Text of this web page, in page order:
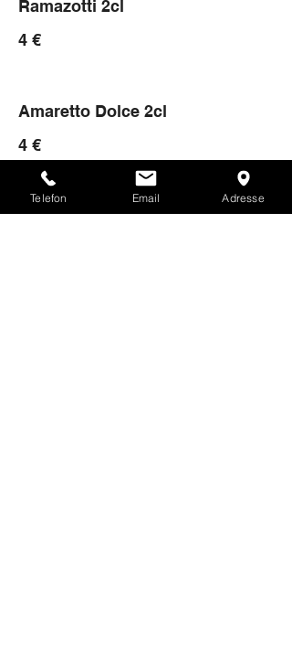
Ramazotti 2cl
4 €
Amaretto Dolce 2cl
4 €
Bailey's 2cl
Telefon Email Adresse